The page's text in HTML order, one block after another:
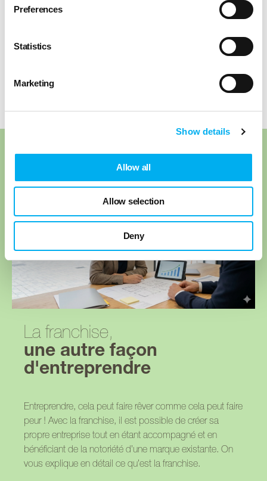
Preferences
Statistics
Marketing
Show details
Allow all
Allow selection
Deny
Nos articles recommandés
La franchise,
une autre façon
d'entreprendre
Entreprendre, cela peut faire rêver comme cela peut faire
peur ! Avec la franchise, il est possible de créer sa
propre entreprise tout en étant accompagné et en
bénéficiant de la notoriété d’une marque existante. On
vous explique en détail ce qu’est la franchise.